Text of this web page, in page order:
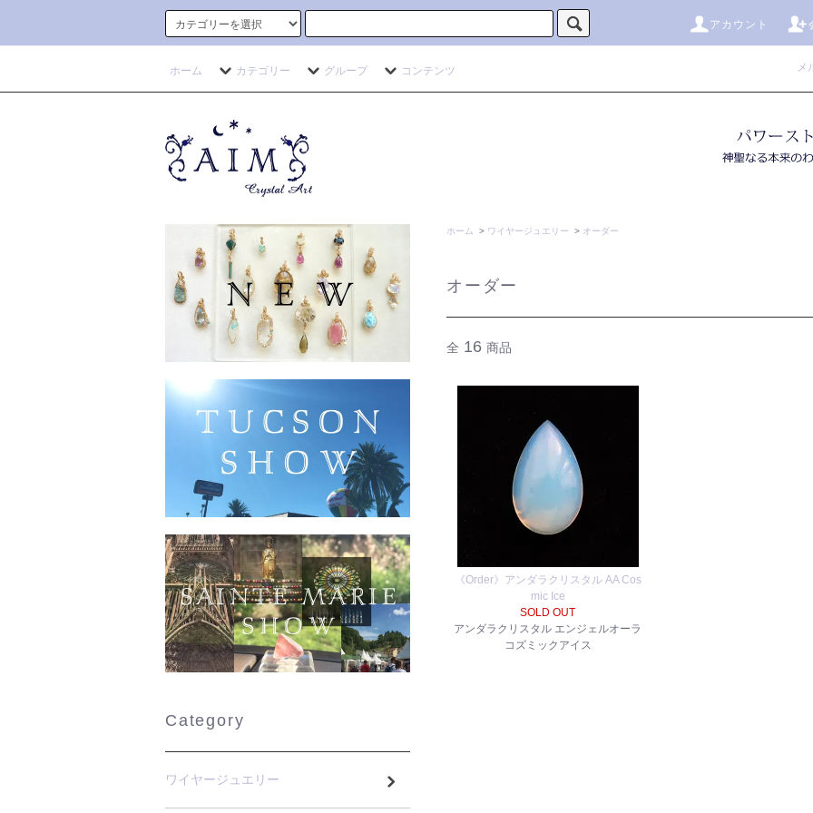
アカウント
ホーム カテゴリー グループ コンテンツ メ
ホーム > ワイヤージュエリー > オーダー
オーダー
全 16 商品
《Order》アンダラクリスタル AA Cos
mic Ice
SOLD OUT
アンダラクリスタル エンジェルオーラ
コズミックアイス
Category
ワイヤージュエリー